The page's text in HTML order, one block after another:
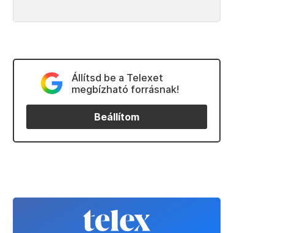
Állítsd be a Telexet
megbízható forrásnak!
Beállítom